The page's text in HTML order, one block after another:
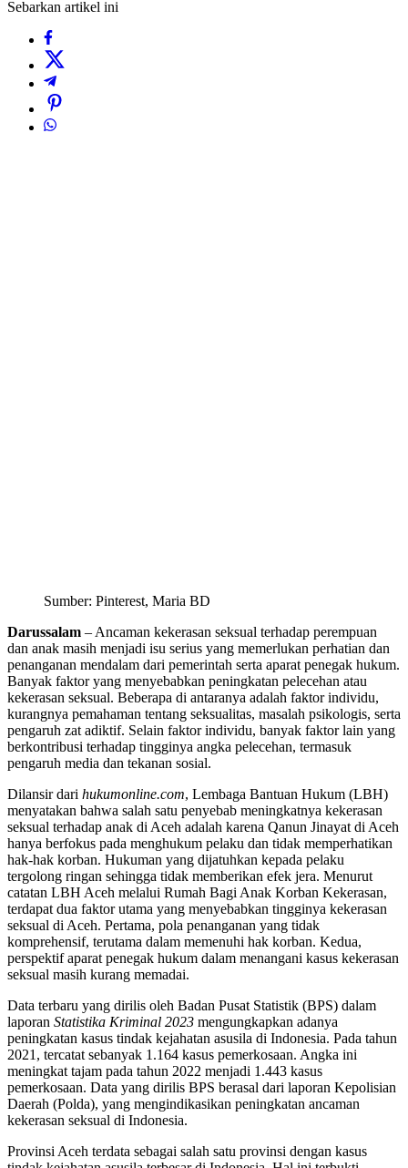
Sebarkan artikel ini
Sumber: Pinterest, Maria BD
Darussalam – Ancaman kekerasan seksual terhadap perempuan
dan anak masih menjadi isu serius yang memerlukan perhatian dan
penanganan mendalam dari pemerintah serta aparat penegak hukum.
Banyak faktor yang menyebabkan peningkatan pelecehan atau
kekerasan seksual. Beberapa di antaranya adalah faktor individu,
kurangnya pemahaman tentang seksualitas, masalah psikologis, serta
pengaruh zat adiktif. Selain faktor individu, banyak faktor lain yang
berkontribusi terhadap tingginya angka pelecehan, termasuk
pengaruh media dan tekanan sosial.
Dilansir dari hukumonline.com, Lembaga Bantuan Hukum (LBH)
menyatakan bahwa salah satu penyebab meningkatnya kekerasan
seksual terhadap anak di Aceh adalah karena Qanun Jinayat di Aceh
hanya berfokus pada menghukum pelaku dan tidak memperhatikan
hak-hak korban. Hukuman yang dijatuhkan kepada pelaku
tergolong ringan sehingga tidak memberikan efek jera. Menurut
catatan LBH Aceh melalui Rumah Bagi Anak Korban Kekerasan,
terdapat dua faktor utama yang menyebabkan tingginya kekerasan
seksual di Aceh. Pertama, pola penanganan yang tidak
komprehensif, terutama dalam memenuhi hak korban. Kedua,
perspektif aparat penegak hukum dalam menangani kasus kekerasan
seksual masih kurang memadai.
Data terbaru yang dirilis oleh Badan Pusat Statistik (BPS) dalam
laporan Statistika Kriminal 2023 mengungkapkan adanya
peningkatan kasus tindak kejahatan asusila di Indonesia. Pada tahun
2021, tercatat sebanyak 1.164 kasus pemerkosaan. Angka ini
meningkat tajam pada tahun 2022 menjadi 1.443 kasus
pemerkosaan. Data yang dirilis BPS berasal dari laporan Kepolisian
Daerah (Polda), yang mengindikasikan peningkatan ancaman
kekerasan seksual di Indonesia.
Provinsi Aceh terdata sebagai salah satu provinsi dengan kasus